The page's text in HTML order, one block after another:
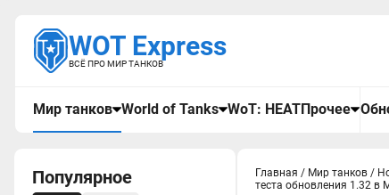
WOT Express
ВСЁ ПРО МИР ТАНКОВ
Мир танков World of Tanks WoT: HEATПрочее
Популярное Главная / Мир танков /
теста обновления 1.32 в